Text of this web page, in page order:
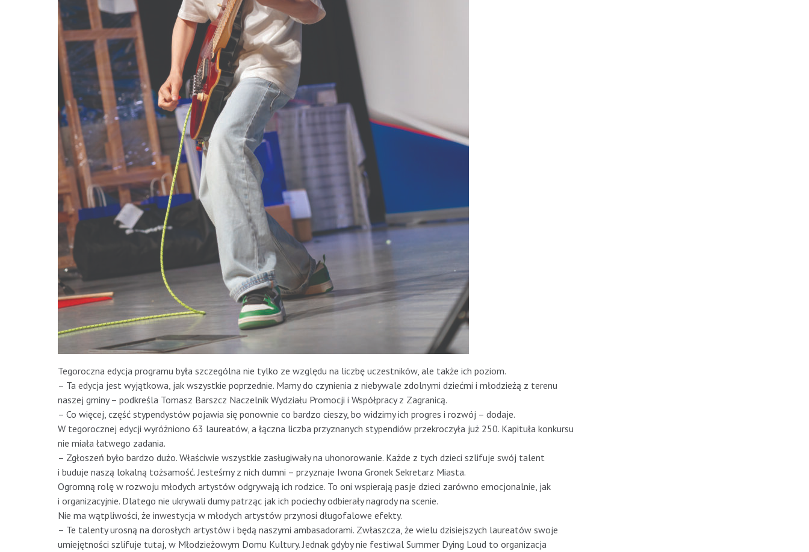
Tegoroczna edycja programu była szczególna nie tylko ze względu na liczbę uczestników, ale także ich poziom.
– Ta edycja jest wyjątkowa, jak wszystkie poprzednie. Mamy do czynienia z niebywale zdolnymi dziećmi i młodzieżą z terenu
naszej gminy – podkreśla Tomasz Barszcz Naczelnik Wydziału Promocji i Współpracy z Zagranicą.
– Co więcej, część stypendystów pojawia się ponownie co bardzo cieszy, bo widzimy ich progres i rozwój – dodaje.
W tegorocznej edycji wyróżniono 63 laureatów, a łączna liczba przyznanych stypendiów przekroczyła już 250. Kapituła konkursu
nie miała łatwego zadania.
– Zgłoszeń było bardzo dużo. Właściwie wszystkie zasługiwały na uhonorowanie. Każde z tych dzieci szlifuje swój talent
i buduje naszą lokalną tożsamość. Jesteśmy z nich dumni – przyznaje Iwona Gronek Sekretarz Miasta.
Ogromną rolę w rozwoju młodych artystów odgrywają ich rodzice. To oni wspierają pasje dzieci zarówno emocjonalnie, jak
i organizacyjnie. Dlatego nie ukrywali dumy patrząc jak ich pociechy odbierały nagrody na scenie.
Nie ma wątpliwości, że inwestycja w młodych artystów przynosi długofalowe efekty.
– Te talenty urosną na dorosłych artystów i będą naszymi ambasadorami. Zwłaszcza, że wielu dzisiejszych laureatów swoje
umiejętności szlifuje tutaj, w Młodzieżowym Domu Kultury. Jednak gdyby nie festiwal Summer Dying Loud to organizacja